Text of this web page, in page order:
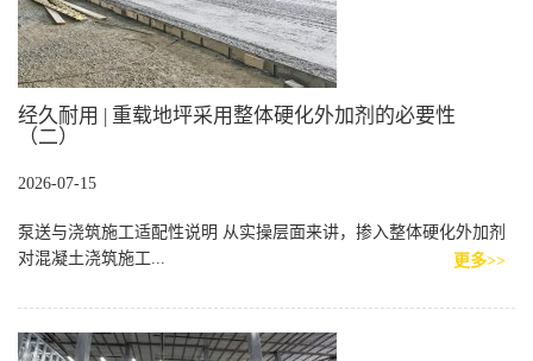
经久耐用 | 重载地坪采用整体硬化外加剂的必要性
（二）
2026-07-15
泵送与浇筑施工适配性说明 从实操层面来讲，掺入整体硬化外加剂
对混凝土浇筑施工...
更多>>